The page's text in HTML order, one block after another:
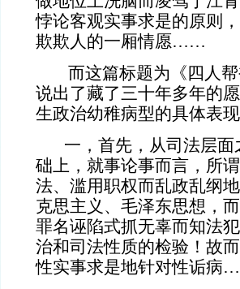
悖论客观实事求是的原则
欺欺人的一厢情愿……
而这篇标题为《四人帮
说出了藏了三十年多年的
生政治幼稚病型的具体表
一，首先，从司法层面
础上，就事论事而言，所
法、滥用职权而乱政乱纲
克思主义、毛泽东思想，
罪名诬陷式抓无辜而知法
治和司法性质的检验！故
性实事求是地针对性诟病